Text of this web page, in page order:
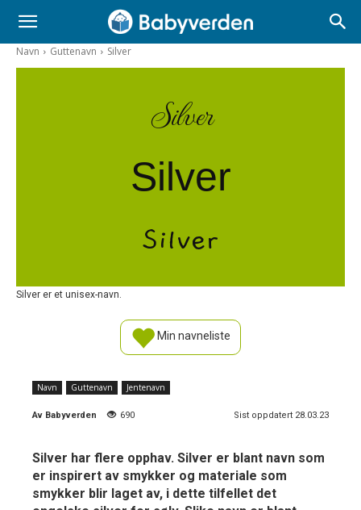
Navn Guttenavn Silver
Silver
Silver
Silver
Silver er et unisex-navn.
Min navneliste
Navn Guttenavn Jentenavn
Av Babyverden 690 Sist oppdatert 28.03.23
Silver har flere opphav. Silver er blant navn som
er inspirert av smykker og materiale som
smykker blir laget av, i dette tilfellet det